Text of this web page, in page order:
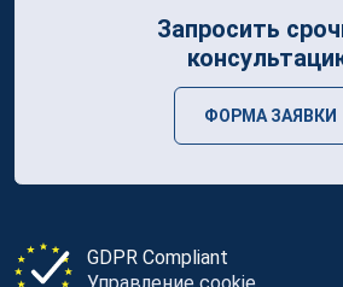
GDPR Compliant
Запросить
ФОРМА ЗАЯВКИ